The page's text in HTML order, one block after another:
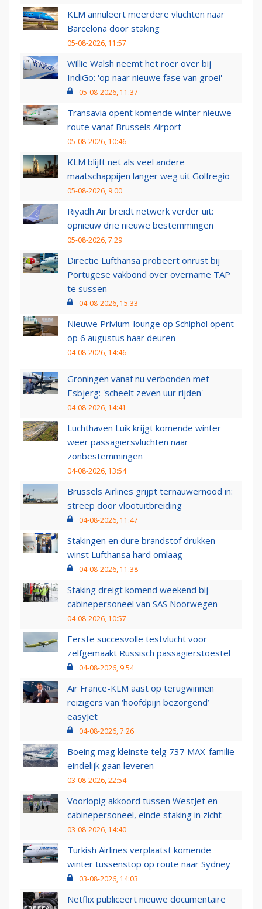
KLM annuleert meerdere vluchten naar
Barcelona door staking
05-08-2026, 11:57
Willie Walsh neemt het roer over bij
IndiGo: 'op naar nieuwe fase van groei'
05-08-2026, 11:37
Transavia opent komende winter nieuwe
route vanaf Brussels Airport
05-08-2026, 10:46
KLM blijft net als veel andere
maatschappijen langer weg uit Golfregio
05-08-2026, 9:00
Riyadh Air breidt netwerk verder uit:
opnieuw drie nieuwe bestemmingen
05-08-2026, 7:29
Directie Lufthansa probeert onrust bij
Portugese vakbond over overname TAP
te sussen
04-08-2026, 15:33
Nieuwe Privium-lounge op Schiphol opent
op 6 augustus haar deuren
04-08-2026, 14:46
Groningen vanaf nu verbonden met
Esbjerg: 'scheelt zeven uur rijden'
04-08-2026, 14:41
Luchthaven Luik krijgt komende winter
weer passagiersvluchten naar
zonbestemmingen
04-08-2026, 13:54
Brussels Airlines grijpt ternauwernood in:
streep door vlootuitbreiding
04-08-2026, 11:47
Stakingen en dure brandstof drukken
winst Lufthansa hard omlaag
04-08-2026, 11:38
Staking dreigt komend weekend bij
cabinepersoneel van SAS Noorwegen
04-08-2026, 10:57
Eerste succesvolle testvlucht voor
zelfgemaakt Russisch passagierstoestel
04-08-2026, 9:54
Air France-KLM aast op terugwinnen
reizigers van ‘hoofdpijn bezorgend’
easyJet
04-08-2026, 7:26
Boeing mag kleinste telg 737 MAX-familie
eindelijk gaan leveren
03-08-2026, 22:54
Voorlopig akkoord tussen WestJet en
cabinepersoneel, einde staking in zicht
03-08-2026, 14:40
Turkish Airlines verplaatst komende
winter tussenstop op route naar Sydney
03-08-2026, 14:03
Netflix publiceert nieuwe documentaire